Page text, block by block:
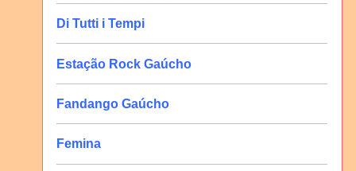
Di Tutti i Tempi
Estação Rock Gaúcho
Fandango Gaúcho
Femina